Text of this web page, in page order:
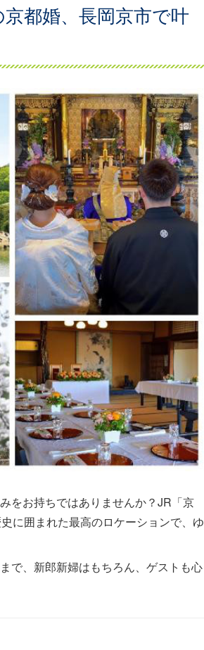
都婚、長岡京市で叶
をお持ちではありませんか？JR「京
に囲まれた最高のロケーションで、ゆ
で、新郎新婦はもちろん、ゲストも心